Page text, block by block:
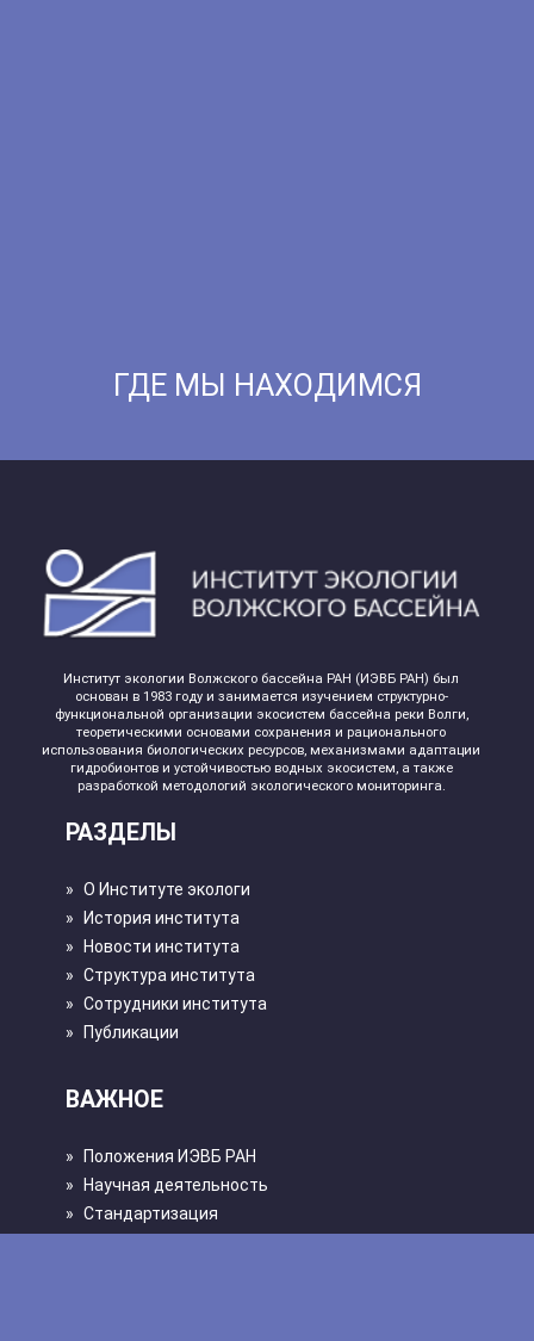
ГДЕ МЫ НАХОДИМСЯ
Институт экологии Волжского бассейна РАН (ИЭВБ РАН) был
основан в 1983 году и занимается изучением структурно-
функциональной организации экосистем бассейна реки Волги,
теоретическими основами сохранения и рационального
использования биологических ресурсов, механизмами адаптации
гидробионтов и устойчивостью водных экосистем, а также
разработкой методологий экологического мониторинга.
РАЗДЕЛЫ
» О Институте экологи
» История института
» Новости института
» Структура института
» Сотрудники института
» Публикации
ВАЖНОЕ
» Положения ИЭВБ РАН
» Научная деятельность
» Стандартизация